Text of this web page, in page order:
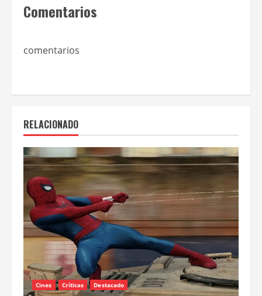
Comentarios
comentarios
RELACIONADO
Cines Críticas Destacado